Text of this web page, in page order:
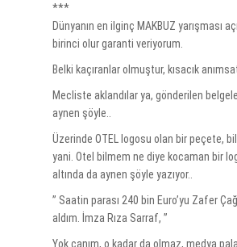
***
Dünyanın en ilginç MAKBUZ yarışması
birinci olur garanti veriyorum.
Belki kaçıranlar olmuştur, kısacık
Mecliste aklandılar ya, gönderilen
aynen şöyle..
Üzerinde OTEL logosu olan bir peçete,
yani. Otel bilmem ne diye kocaman bir
altında da aynen şöyle yazıyor..
” Saatin parası 240 bin Euro’yu Zafer
aldım. İmza Rıza Sarraf, ”
Yok canım, o kadar da olmaz, medya